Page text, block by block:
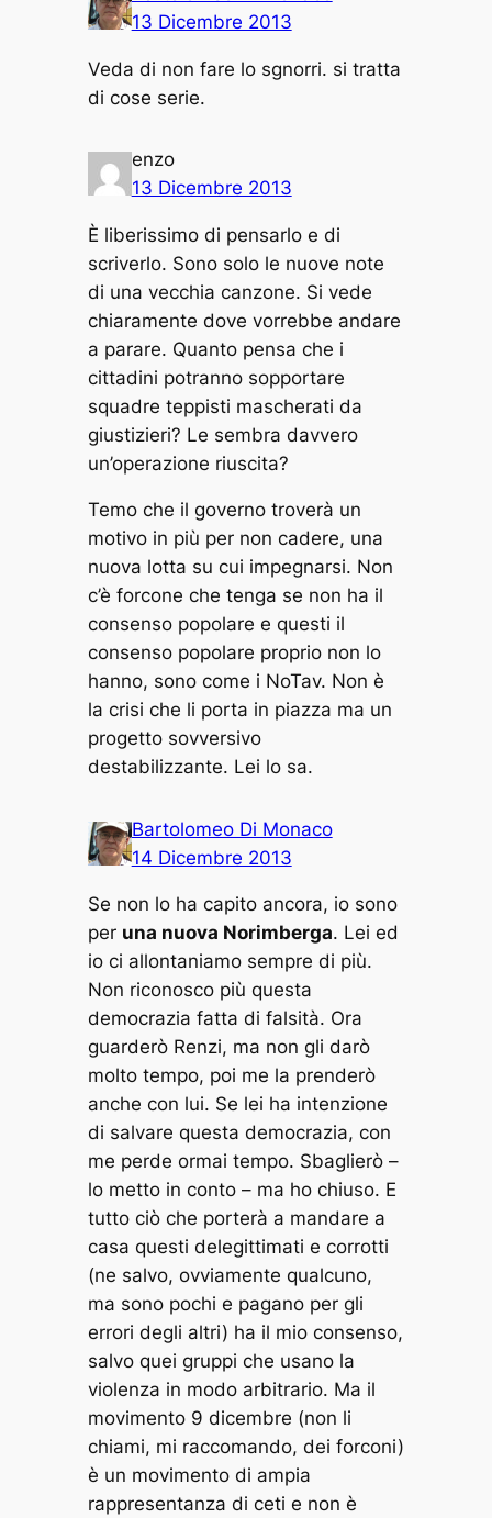
13 Dicembre 2013
Veda di non fare lo sgnorri. si tratta
di cose serie.
enzo
13 Dicembre 2013
È liberissimo di pensarlo e di
scriverlo. Sono solo le nuove note
di una vecchia canzone. Si vede
chiaramente dove vorrebbe andare
a parare. Quanto pensa che i
cittadini potranno sopportare
squadre teppisti mascherati da
giustizieri? Le sembra davvero
un’operazione riuscita?
Temo che il governo troverà un
motivo in più per non cadere, una
nuova lotta su cui impegnarsi. Non
c’è forcone che tenga se non ha il
consenso popolare e questi il
consenso popolare proprio non lo
hanno, sono come i NoTav. Non è
la crisi che li porta in piazza ma un
progetto sovversivo
destabilizzante. Lei lo sa.
Bartolomeo Di Monaco
14 Dicembre 2013
Se non lo ha capito ancora, io sono
per una nuova Norimberga. Lei ed
io ci allontaniamo sempre di più.
Non riconosco più questa
democrazia fatta di falsità. Ora
guarderò Renzi, ma non gli darò
molto tempo, poi me la prenderò
anche con lui. Se lei ha intenzione
di salvare questa democrazia, con
me perde ormai tempo. Sbaglierò –
lo metto in conto – ma ho chiuso. E
tutto ciò che porterà a mandare a
casa questi delegittimati e corrotti
(ne salvo, ovviamente qualcuno,
ma sono pochi e pagano per gli
errori degli altri) ha il mio consenso,
salvo quei gruppi che usano la
violenza in modo arbitrario. Ma il
movimento 9 dicembre (non li
chiami, mi raccomando, dei forconi)
è un movimento di ampia
rappresentanza di ceti e non è